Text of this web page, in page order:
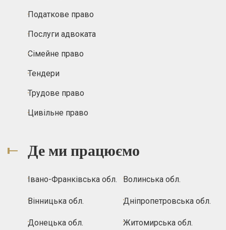
Податкове право
Послуги адвоката
Сімейне право
Тендери
Трудове право
Цивільне право
Де ми працюємо
Івано-Франківська обл. Волинська обл.
Вінницька обл. Дніпропетровська обл.
Донецька обл. Житомирська обл.